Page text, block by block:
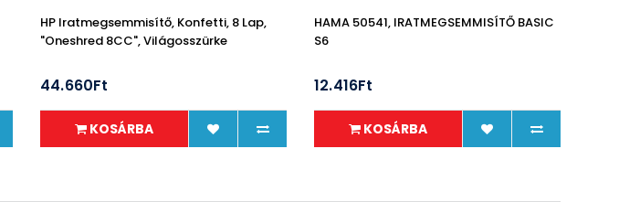
HP Iratmegsemmisítő, Konfetti, 8 Lap,
"Oneshred 8CC", Világosszürke
44.660Ft
KOSÁRBA
HAMA 50541, IRATMEGSEMMISÍTŐ BASIC
S6
12.416Ft
KOSÁRBA